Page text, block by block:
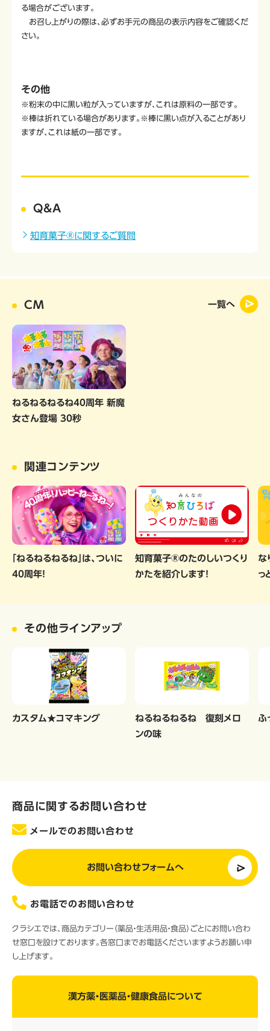
る場合がございます。
お召し上がりの際は、必ずお手元の商品の表示内容をご確認くだ
さい。
その他
※粉末の中に黒い粒が入っていますが、これは原料の一部です。
※棒は折れている場合があります。※棒に黒い点が入ることがあり
ますが、これは紙の一部です。
Q&A
知育菓子®に関するご質問
CM 一覧へ
ねるねるねるね40周年 新魔
女さん登場 30秒
関連コンテンツ
「ねるねるねるね」は、ついに
40周年！
知育菓子®のたのしいつくり
かたを紹介します！
な
っ
その他ラインアップ
カスタム★コマキング
ねるねるねるね 復刻メロ
ンの味
ふ
商品に関するお問い合わせ
メールでのお問い合わせ
お問い合わせフォームへ
お電話でのお問い合わせ
クラシエでは、商品カテゴリー（薬品・生活用品・食品）ごとにお問い合わ
せ窓口を設けております。各窓口までお電話くださいますようお願い申
し上げます。
漢方薬・医薬品・健康食品について